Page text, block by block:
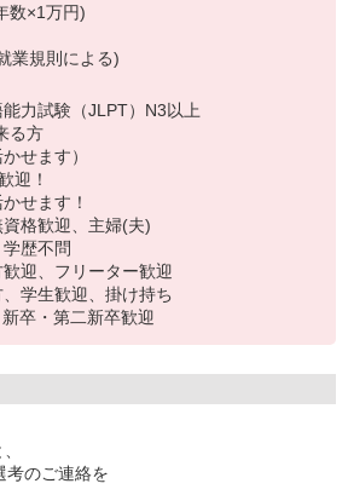
数×1万円)
業規則による)
力試験（JLPT）N3以上
る方
せます）
迎！
せます！
格歓迎、主婦(夫)
歴不問
迎、フリーター歓迎
学生歓迎、掛け持ち
卒・第二新卒歓迎
考のご連絡を